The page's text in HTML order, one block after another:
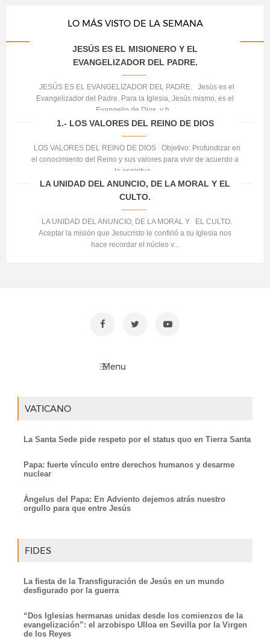
LO MÁS VISTO DE LA SEMANA
JESÚS ES EL MISIONERO Y EL
EVANGELIZADOR DEL PADRE.
JESÚS ES EL EVANGELIZADOR DEL PADRE. Jesús es el
Evangelizador del Padre. Para la Iglesia, Jesús mismo, es el
Evangelio de Dios, y h...
1.- LOS VALORES DEL REINO DE DIOS
LOS VALORES DEL REINO DE DIOS Objetivo: Profundizar en
el conocimiento del Reino y sus valores para vivir de acuerdo a
la espiritua...
LA UNIDAD DEL ANUNCIO, DE LA MORAL Y EL
CULTO.
LA UNIDAD DEL ANUNCIO, DE LA MORAL Y EL CULTO.
Aceptar la misión que Jesucristo le confirió a su Iglesia nos
hace recordar el núcleo v...
VATICANO
La Santa Sede pide respeto por el status quo en Tierra Santa
Papa: fuerte vínculo entre derechos humanos y desarme
nuclear
Ángelus del Papa: En Adviento dejemos atrás nuestro
orgullo para que entre Jesús
FIDES
La fiesta de la Transfiguración de Jesús en un mundo
desfigurado por la guerra
“Dos Iglesias hermanas unidas desde los comienzos de la
evangelización”: el arzobispo Ulloa en Sevilla por la Virgen
de los Reyes